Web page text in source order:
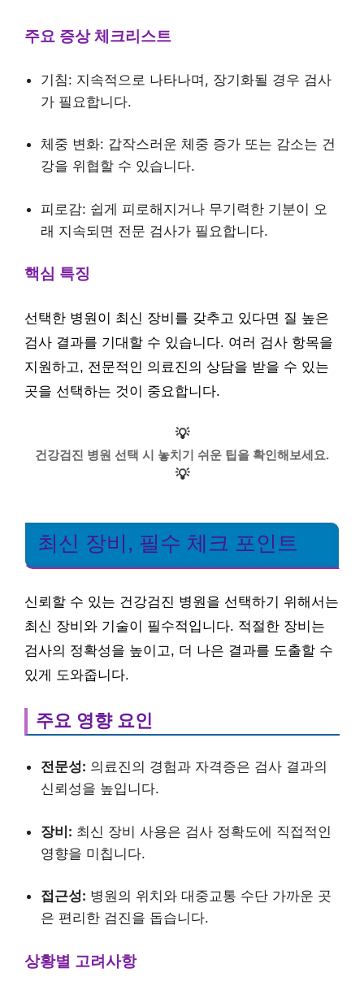
주요 증상 체크리스트
기침: 지속적으로 나타나며, 장기화될 경우 검사
가 필요합니다.
체중 변화: 갑작스러운 체중 증가 또는 감소는 건
강을 위협할 수 있습니다.
피로감: 쉽게 피로해지거나 무기력한 기분이 오
래 지속되면 전문 검사가 필요합니다.
핵심 특징
선택한 병원이 최신 장비를 갖추고 있다면 질 높은
검사 결과를 기대할 수 있습니다. 여러 검사 항목을
지원하고, 전문적인 의료진의 상담을 받을 수 있는
곳을 선택하는 것이 중요합니다.
💡
건강검진 병원 선택 시 놓치기 쉬운 팁을 확인해보세요.
💡
최신 장비, 필수 체크 포인트
신뢰할 수 있는 건강검진 병원을 선택하기 위해서는
최신 장비와 기술이 필수적입니다. 적절한 장비는
검사의 정확성을 높이고, 더 나은 결과를 도출할 수
있게 도와줍니다.
주요 영향 요인
전문성: 의료진의 경험과 자격증은 검사 결과의
신뢰성을 높입니다.
장비: 최신 장비 사용은 검사 정확도에 직접적인
영향을 미칩니다.
접근성: 병원의 위치와 대중교통 수단 가까운 곳
은 편리한 검진을 돕습니다.
상황별 고려사항